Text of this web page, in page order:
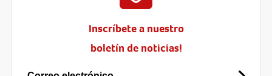
Inscríbete a nuestro
boletín de noticias!